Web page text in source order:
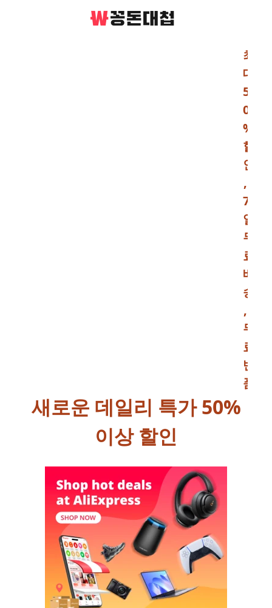
최
대
5
0
%
할
인
,
7
일
무
료
배
송
,
무
료
반
새로운 데일리 특가 50%
이상 할인